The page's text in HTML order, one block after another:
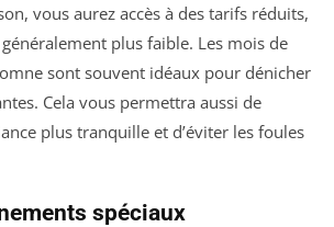
vous aurez accès à des tarifs réduits,
plus faible. Les mois de
sont souvent idéaux pour dénicher
Cela vous permettra aussi de
plus tranquille et d’éviter les foules
spéciaux